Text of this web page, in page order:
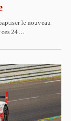
le nouveau
24…